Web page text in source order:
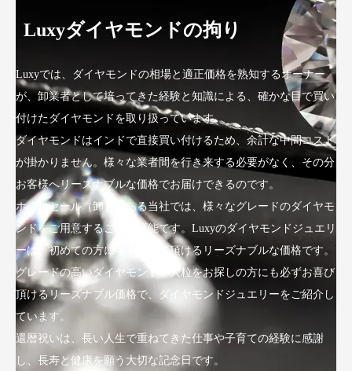
Luxyダイヤモンドの拘り
Luxyでは、ダイヤモンドの相場と適正価格を熟知するオーナー
が、卸業者として培ってきた経験と知識による、確かな目で買い
付けたダイヤモンドを取り扱っています。
ダイヤモンドはインドで直接買い付けるため、余計な中間コスト
が掛かりません。様々な業者間を行き来する必要がなく、その分
お客様へリーズナブルな価格でお届けできるのです。
ホールセール（卸）である当社では、様々なグレードのダイヤモ
ンドをご用意することが可能です。Luxyのダイヤモンドジュエリ
ーは、初めての方にも手にして頂けるリーズナブルな価格です。
グレードの高いダイヤモンドや大粒をお探しの方にも必ずお喜び
頂けるリーズナブル価格で、ダイヤモンドジュエリーをご紹介し
ています。
還暦祝いは、長い人生で重ねてきた仕事や子育ての経験に感謝
し、長寿と健康を願う大切な記念日です。